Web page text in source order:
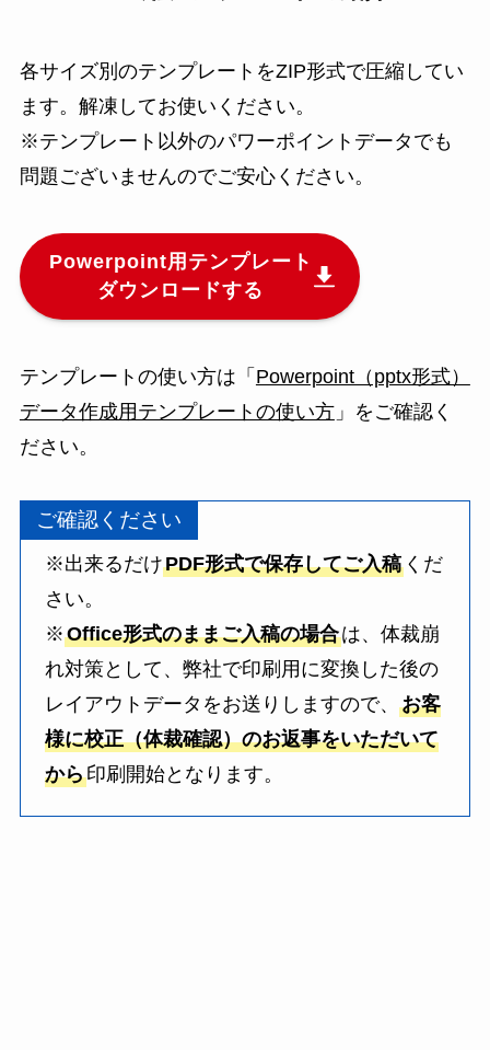
各サイズ別のテンプレートをZIP形式で圧縮してい
ます。解凍してお使いください。
※テンプレート以外のパワーポイントデータでも
問題ございませんのでご安心ください。
Powerpoint用テンプレート
ダウンロードする
テンプレートの使い方は「 Powerpoint（pptx形式）
データ作成用テンプレートの使い方」をご確認く
ださい。
ご確認ください
※出来るだけPDF形式で保存してご入稿 くだ
さい。
※Office形式のままご入稿の場合は、体裁崩
れ対策として、弊社で印刷用に変換した後の
レイアウトデータをお送りしますので、お客
様に校正（体裁確認）のお返事をいただいて
から印刷開始となります。